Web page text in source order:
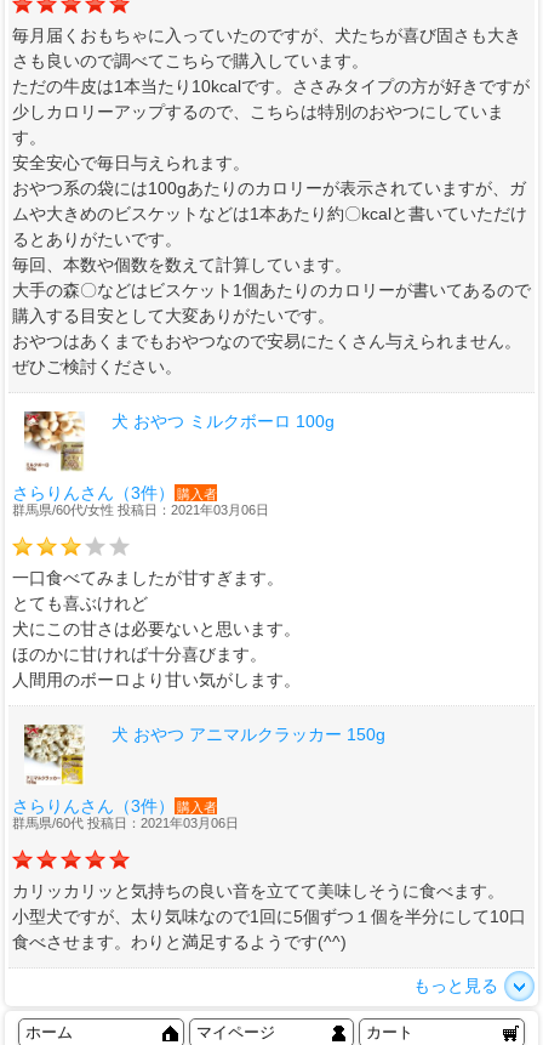
毎月届くおもちゃに入っていたのですが、犬たちが喜び固さも大き
さも良いので調べてこちらで購入しています。
ただの牛皮は1本当たり10kcalです。ささみタイプの方が好きですが
少しカロリーアップするので、こちらは特別のおやつにしていま
す。
安全安心で毎日与えられます。
おやつ系の袋には100gあたりのカロリーが表示されていますが、ガ
ムや大きめのビスケットなどは1本あたり約〇kcalと書いていただけ
るとありがたいです。
毎回、本数や個数を数えて計算しています。
大手の森〇などはビスケット1個あたりのカロリーが書いてあるので
購入する目安として大変ありがたいです。
おやつはあくまでもおやつなので安易にたくさん与えられません。
ぜひご検討ください。
犬 おやつ ミルクボーロ 100g
さらりんさん（3件）
購入者
群馬県/60代/女性 投稿日：2021年03月06日
一口食べてみましたが甘すぎます。
とても喜ぶけれど
犬にこの甘さは必要ないと思います。
ほのかに甘ければ十分喜びます。
人間用のボーロより甘い気がします。
犬 おやつ アニマルクラッカー 150g
さらりんさん（3件）
購入者
群馬県/60代 投稿日：2021年03月06日
カリッカリッと気持ちの良い音を立てて美味しそうに食べます。
小型犬ですが、太り気味なので1回に5個ずつ１個を半分にして10口
食べさせます。わりと満足するようです(^^)
もっと見る
ホーム マイページ カート